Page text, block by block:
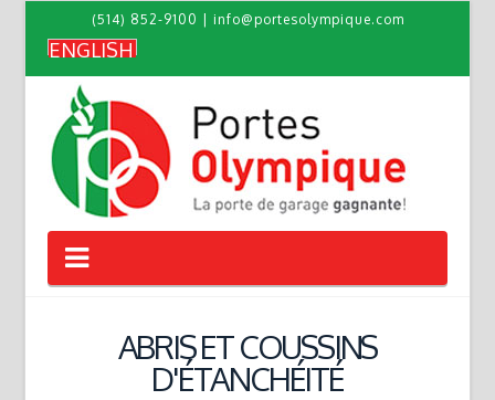
(514) 852-9100 info@portesolympique.com
ENGLISH
Navigation
ABRIS ET COUSSINS
D'ÉTANCHÉITÉ